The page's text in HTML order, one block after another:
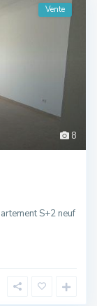
8
Vente
S+2 neuf